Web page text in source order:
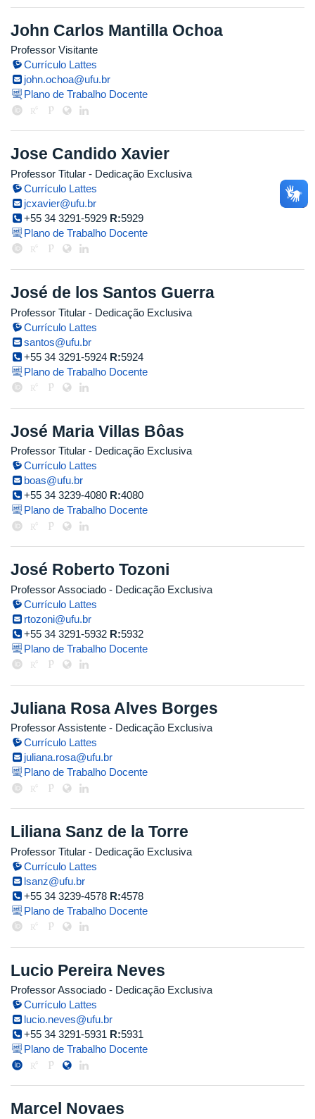
John Carlos Mantilla Ochoa
Professor Visitante
Currículo Lattes
john.ochoa@ufu.br
Plano de Trabalho Docente
Jose Candido Xavier
Professor Titular - Dedicação Exclusiva
Currículo Lattes
jcxavier@ufu.br
+55 34 3291-5929 R:5929
Plano de Trabalho Docente
José de los Santos Guerra
Professor Titular - Dedicação Exclusiva
Currículo Lattes
santos@ufu.br
+55 34 3291-5924 R:5924
Plano de Trabalho Docente
José Maria Villas Bôas
Professor Titular - Dedicação Exclusiva
Currículo Lattes
boas@ufu.br
+55 34 3239-4080 R:4080
Plano de Trabalho Docente
José Roberto Tozoni
Professor Associado - Dedicação Exclusiva
Currículo Lattes
rtozoni@ufu.br
+55 34 3291-5932 R:5932
Plano de Trabalho Docente
Juliana Rosa Alves Borges
Professor Assistente - Dedicação Exclusiva
Currículo Lattes
juliana.rosa@ufu.br
Plano de Trabalho Docente
Liliana Sanz de la Torre
Professor Titular - Dedicação Exclusiva
Currículo Lattes
lsanz@ufu.br
+55 34 3239-4578 R:4578
Plano de Trabalho Docente
Lucio Pereira Neves
Professor Associado - Dedicação Exclusiva
Currículo Lattes
lucio.neves@ufu.br
+55 34 3291-5931 R:5931
Plano de Trabalho Docente
Marcel Novaes